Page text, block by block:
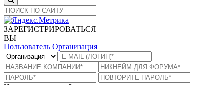
ЗАРЕГИСТРИРОВАТЬСЯ
ВЫ
Пользователь Организация